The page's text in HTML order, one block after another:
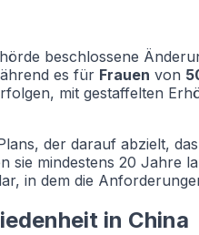
beschlossene
es für Frauen von
mit gestaffelten
der darauf abzielt, das
sie mindestens 20 Jahre
in dem die
in China